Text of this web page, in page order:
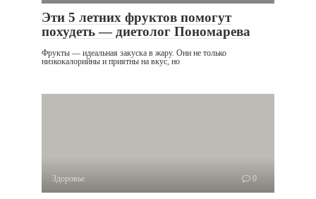
Эти 5 летних фруктов помогут
похудеть — диетолог Пономарева
Фрукты — идеальная закуска в жару. Они не только
низкокалорийны и приятны на вкус, но
Здоровье 0